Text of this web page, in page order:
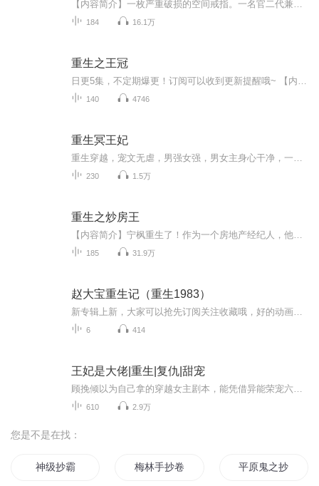
184 16.1万
重生之王冠
140 4746
重生冥王妃
230 1.5万
重生之炒房王
185 31.9万
赵大宝重生记（重生1983）
6 414
王妃是大佬|重生|复仇|甜宠
610 2.9万
您是不是在找：
神级抄霸 梅林手抄卷 平原鬼之抄